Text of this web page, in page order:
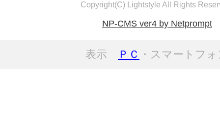
Copyright(C) Lightstyle All Rights
NP-CMS ver4 by Netprompt
表示 ＰＣ ・スマートフ